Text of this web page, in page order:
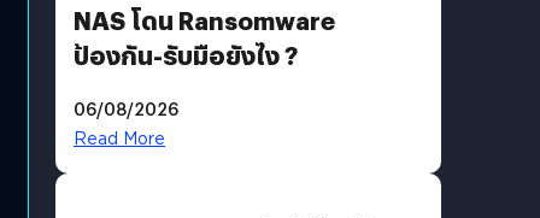
NAS โดน Ransomware
ป้องกัน-รับมือยังไง ?
06/08/2026
Read More